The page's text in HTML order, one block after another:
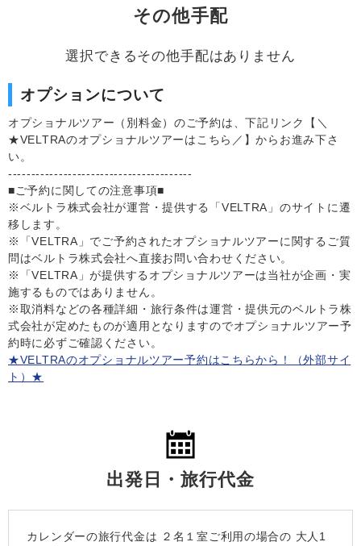
その他手配
選択できるその他手配はありません
オプションについて
オプショナルツアー（別料金）のご予約は、下記リンク【＼
★VELTRAのオプショナルツアーはこちら／】からお進み下さ
い。
----------------------------------------
■ご予約に関しての注意事項■
※ベルトラ株式会社が運営・提供する「VELTRA」のサイトに遷
移します。
※「VELTRA」でご予約されたオプショナルツアーに関するご質
問はベルトラ株式会社へ直接お問い合わせください。
※「VELTRA」が提供するオプショナルツアーは当社が企画・実
施するものではありません。
※取消料などの各種詳細・旅行条件は運営・提供元のベルトラ株
式会社が定めたものが適用となりますのでオプショナルツアー予
約時に必ずご確認ください。
★VELTRAのオプショナルツアー予約はこちらから！（外部サイ
ト）★
出発日・旅行代金
カレンダーの旅行代金は ２名１室ご利用の場合の 大人1